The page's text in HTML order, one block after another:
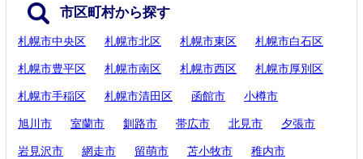
市区町村から探す
札幌市中央区 札幌市北区 札幌市東区 札幌市白石区
札幌市豊平区 札幌市南区 札幌市西区 札幌市厚別区
札幌市手稲区 札幌市清田区 函館市 小樽市
旭川市 室蘭市 釧路市 帯広市 北見市 夕張市
岩見沢市 網走市 留萌市 苫小牧市 稚内市